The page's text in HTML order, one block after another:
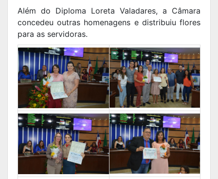
Além do Diploma Loreta Valadares, a Câmara
concedeu outras homenagens e distribuiu flores
para as servidoras.